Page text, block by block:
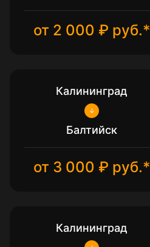
от 2 000 ₽ руб.*
Калининград
Балтийск
от 3 000 ₽ руб.*
Калининград